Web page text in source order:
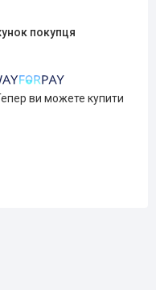
покупця
ви можете купити